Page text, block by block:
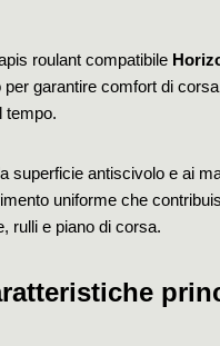
roulant compatibile
per garantire comfort di
tempo.
superficie antiscivolo e ai
uniforme che
rulli e piano di corsa.